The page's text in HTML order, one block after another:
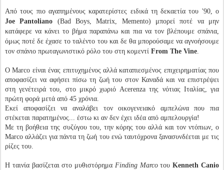
Από τους πιο αγαπημένους καρατερίστες ειδικά τη δεκαετία του '90, ο
Joe Pantoliano (Bad Boys, Matrix, Memento) μπορεί ποτέ να μην
κατάφερε να κάνει το βήμα παραπάνω και πια να τον βλέπουμε σπάνια,
όμως ποτέ δε έχασε το ταλέντο του και δε θα μπορούσαμε να αγνοήσουμε
τον σπάνιο πρωταγωνιστικό ρόλο του στη κομεντί From The Vine.
Ο Marco είναι ένας επιτυχημένος αλλά καταπιεσμένος επιχειρηματίας που
αποφασίζει να αφήσει πίσω τη ζωή του στον Καναδά και να επιστρέψει
στη γενέτειρά του, στο μικρό χωριό Acerenza της νότιας Ιταλίας, για
πρώτη φορά μετά από 45 χρόνια.
Εκεί αποφασίζει να αναλάβει τον οικογενειακό αμπελώνα που πια
στέκεται παρατημένος... έστω κι αν δεν έχει ιδέα από αμπελουργία!
Με τη βοήθεια της συζύγου του, την κόρης του αλλά και τον ντόπιων, ο
Marco αλλάζει για πάντα τη ζωή του ενώ ταυτόχρονα ξανασυνδέεται με τις
ρίζες του.
Η ταινία βασίζεται στο μυθιστόρημα Finding MarcoτουKenneth Canio